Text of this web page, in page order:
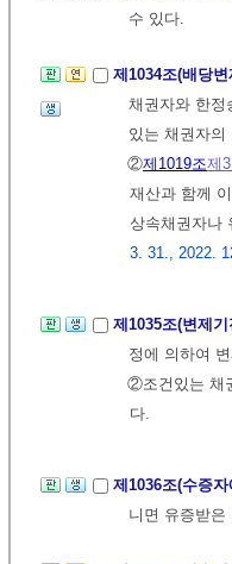
수 있다.
제1034조(배당
채권자와 한
있는 채권자
②제1019조제
재산과 함께
상속채권자나
3. 31., 2022.
제1035조(변제
정에 의하여
②조건있는 채
다.
제1036조(수증
니면 유증받은